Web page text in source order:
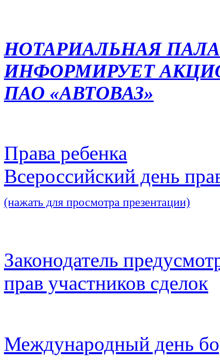
НОТАРИАЛЬНАЯ
ИНФОРМИРУЕТ
ПАО «АВТОВАЗ»
Права ребенка
Всероссийский день
(нажать для просмотра презентации)
Законодатель
прав участников сделок
Международный день